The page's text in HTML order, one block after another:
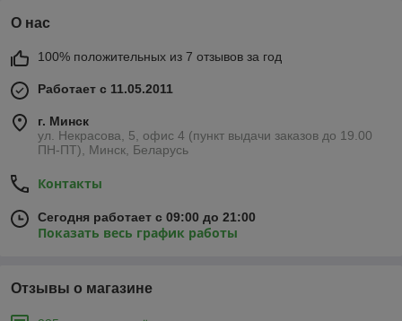
О нас
100% положительных из 7 отзывов за год
Работает с 11.05.2011
г. Минск
ул. Некрасова, 5, офис 4 (пункт выдачи заказов до 19.00
ПН-ПТ), Минск, Беларусь
Контакты
Сегодня работает с 09:00 до 21:00
Показать весь график работы
Отзывы о магазине